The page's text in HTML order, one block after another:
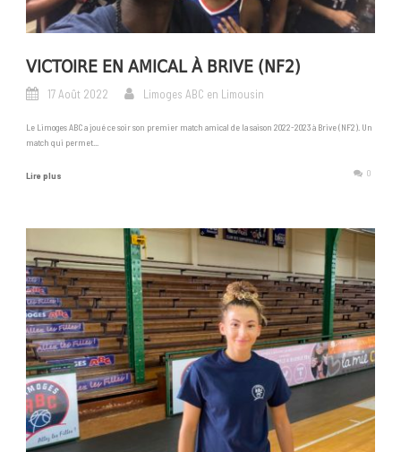
VICTOIRE EN AMICAL À BRIVE (NF2)
17 Août 2022 Limoges ABC en Limousin
Le Limoges ABC a joué ce soir son premier match amical de la saison 2022-2023 à Brive (NF2). Un
match qui permet...
Lire plus 0